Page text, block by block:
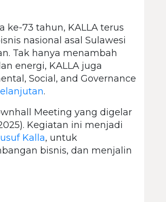
ke-73 tahun, KALLA terus
nasional asal Sulawesi
Tak hanya menambah
energi, KALLA juga
Social, and Governance
.
Meeting yang digelar
Kegiatan ini menjadi
Kalla, untuk
bisnis, dan menjalin